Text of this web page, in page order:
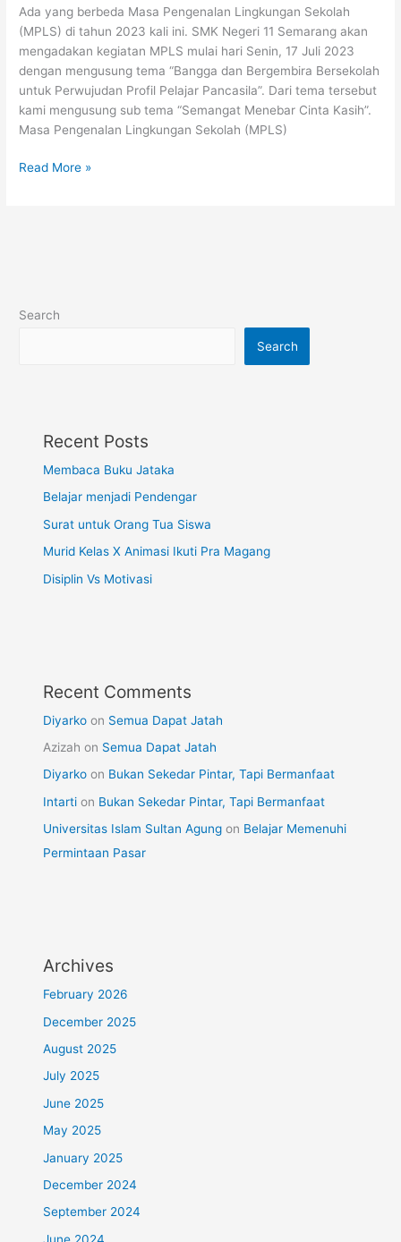
11
Semarang
Ada yang berbeda Masa Pengenalan Lingkungan Sekolah
(MPLS) di tahun 2023 kali ini. SMK Negeri 11 Semarang akan
mengadakan kegiatan MPLS mulai hari Senin, 17 Juli 2023
dengan mengusung tema “Bangga dan Bergembira Bersekolah
untuk Perwujudan Profil Pelajar Pancasila”. Dari tema tersebut
kami mengusung sub tema “Semangat Menebar Cinta Kasih”.
Masa Pengenalan Lingkungan Sekolah (MPLS)
Ajakan
Read More »
Search
Search
Recent Posts
Membaca Buku Jataka
Belajar menjadi Pendengar
Surat untuk Orang Tua Siswa
Murid Kelas X Animasi Ikuti Pra Magang
Disiplin Vs Motivasi
Recent Comments
Diyarko on Semua Dapat Jatah
Azizah on Semua Dapat Jatah
Diyarko on Bukan Sekedar Pintar, Tapi Bermanfaat
Intarti on Bukan Sekedar Pintar, Tapi Bermanfaat
Universitas Islam Sultan Agung on Belajar Memenuhi
Permintaan Pasar
Archives
February 2026
December 2025
August 2025
July 2025
June 2025
May 2025
January 2025
December 2024
September 2024